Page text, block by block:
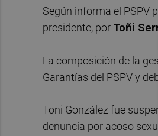
Según informa el PSPV
presidente, por Toñi
La composición de la
Garantías del PSPV y
Toni González fue
denuncia por acoso